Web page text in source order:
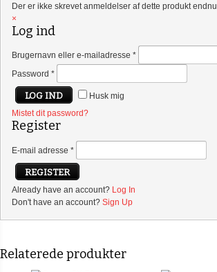
Der er ikke skrevet anmeldelser af dette produkt endnu.
×
Log ind
Brugernavn eller e-mailadresse *
Password *
Husk mig
Mistet dit password?
Register
E-mail adresse *
Already have an account? Log In
Don't have an account? Sign Up
Relaterede produkter